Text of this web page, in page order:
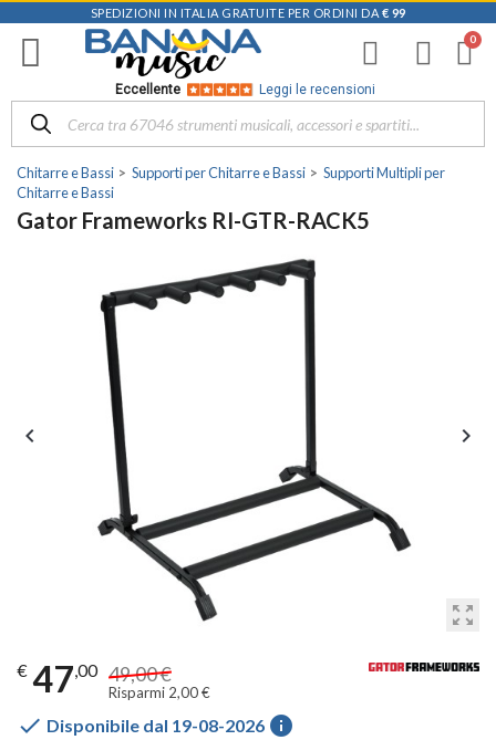
SPEDIZIONI IN ITALIA GRATUITE PER ORDINI DA € 99
Eccellente Leggi le recensioni
Chitarre e Bassi Supporti per Chitarre e Bassi
Supporti Multipli per
Chitarre e Bassi
Gator Frameworks RI-GTR-RACK5
zoom_out_map
 
€ 47,00 49,00 €
Risparmi 2,00 €
 Disponibile dal 19-08-2026 info